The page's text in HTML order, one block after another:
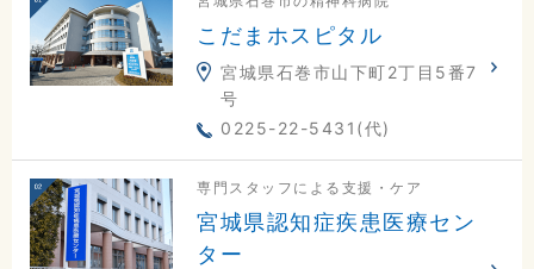
こだまホスピタル
宮城県石巻市山下町2丁目5番7
号
0225-22-5431(代)
専門スタッフによる支援・ケア
宮城県認知症疾患医療セン
ター